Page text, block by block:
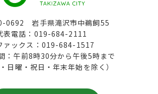
0692 岩手県滝沢市中鵜飼55
表電話：019-684-2111
ァックス：019-684-1517
：午前8時30分から午後5時まで
・日曜・祝日・年末年始を除く）